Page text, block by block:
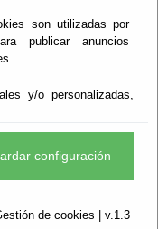
son utilizadas por
publicar anuncios
y/o personalizadas,
configuración
de cookies | v.1.3